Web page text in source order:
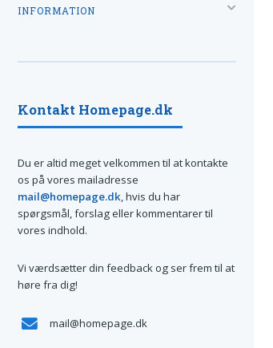
INFORMATION
Kontakt Homepage.dk
Du er altid meget velkommen til at kontakte
os på vores mailadresse
mail@homepage.dk, hvis du har
spørgsmål, forslag eller kommentarer til
vores indhold.
Vi værdsætter din feedback og ser frem til at
høre fra dig!
mail@homepage.dk